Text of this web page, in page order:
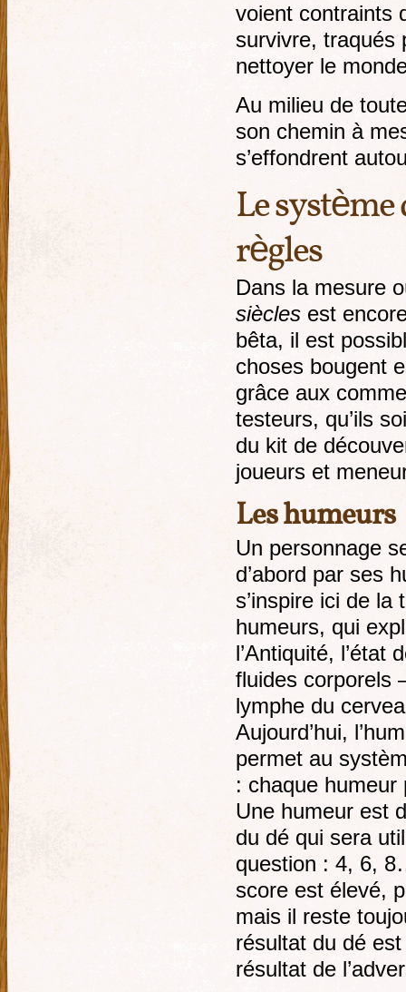
voient contraints
survivre, traqués
nettoyer le
Au milieu de
son chemin à
s’effondrent
Le système
règles
Dans la mesure
siècles est
bêta, il est
choses bougent
grâce aux
testeurs, qu’ils
du kit de
joueurs et
Les humeurs
Un personnage
d’abord par ses
s’inspire ici de la
humeurs, qui
l’Antiquité, l’état
fluides corporels
lymphe du
Aujourd’hui,
permet au
: chaque
Une humeur est
du dé qui sera
question : 4, 6,
score est élevé,
mais il reste
résultat du dé
résultat de